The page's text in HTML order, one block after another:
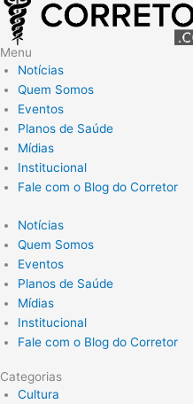
Menu
Notícias
Quem Somos
Eventos
Planos de Saúde
Mídias
Institucional
Fale com o Blog do Corretor
Notícias
Quem Somos
Eventos
Planos de Saúde
Mídias
Institucional
Fale com o Blog do Corretor
Categorias
Cultura